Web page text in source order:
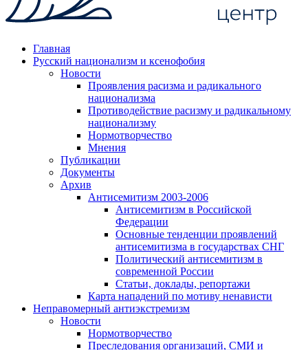
Главная
Русский национализм и ксенофобия
Новости
Проявления расизма и радикального
национализма
Противодействие расизму и радикальному
национализму
Нормотворчество
Мнения
Публикации
Документы
Архив
Антисемитизм 2003-2006
Антисемитизм в Российской
Федерации
Основные тенденции проявлений
антисемитизма в государствах СНГ
Политический антисемитизм в
современной России
Статьи, доклады, репортажи
Карта нападений по мотиву ненависти
Неправомерный антиэкстремизм
Новости
Нормотворчество
Преследования организаций, СМИ и